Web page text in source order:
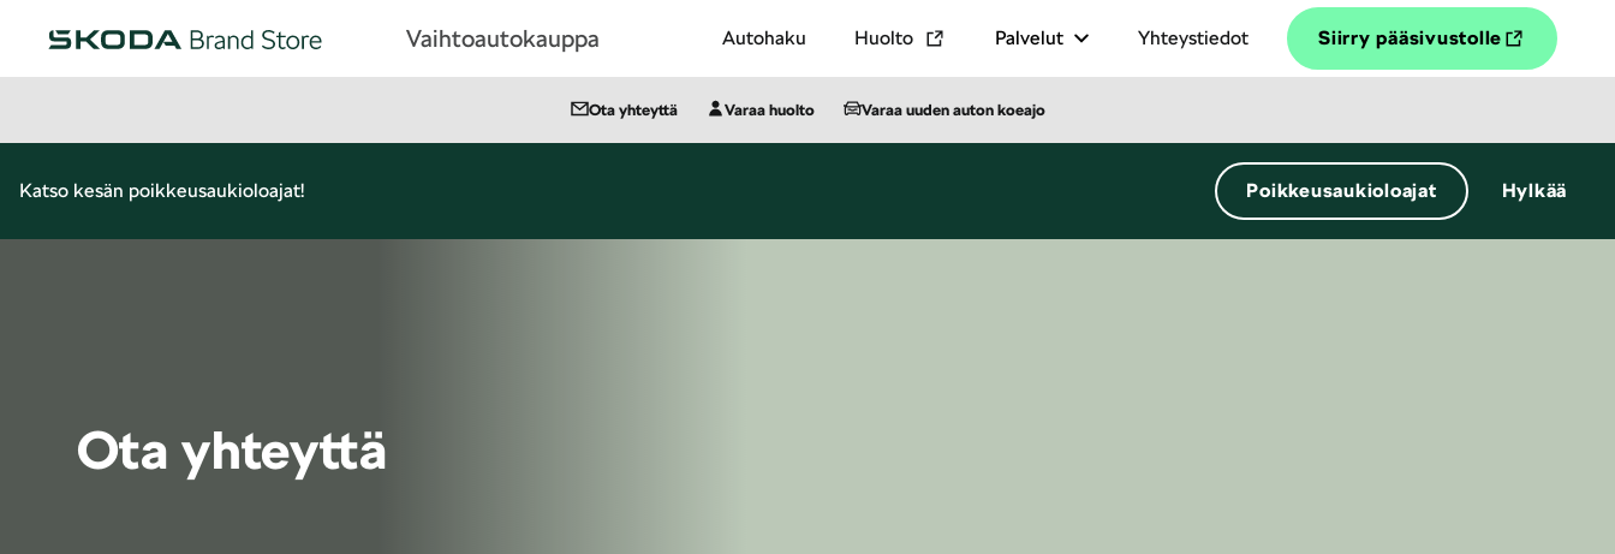
Vaihtoautokauppa Autohaku Huolto Palvelut Yhteystiedot Siirry pääsivustolle
Ota yhteyttä Varaa huolto Varaa uuden auton koeajo
Katso kesän poikkeusaukioloajat! Poikkeusaukioloajat Hylkää
Ota yhteyttä